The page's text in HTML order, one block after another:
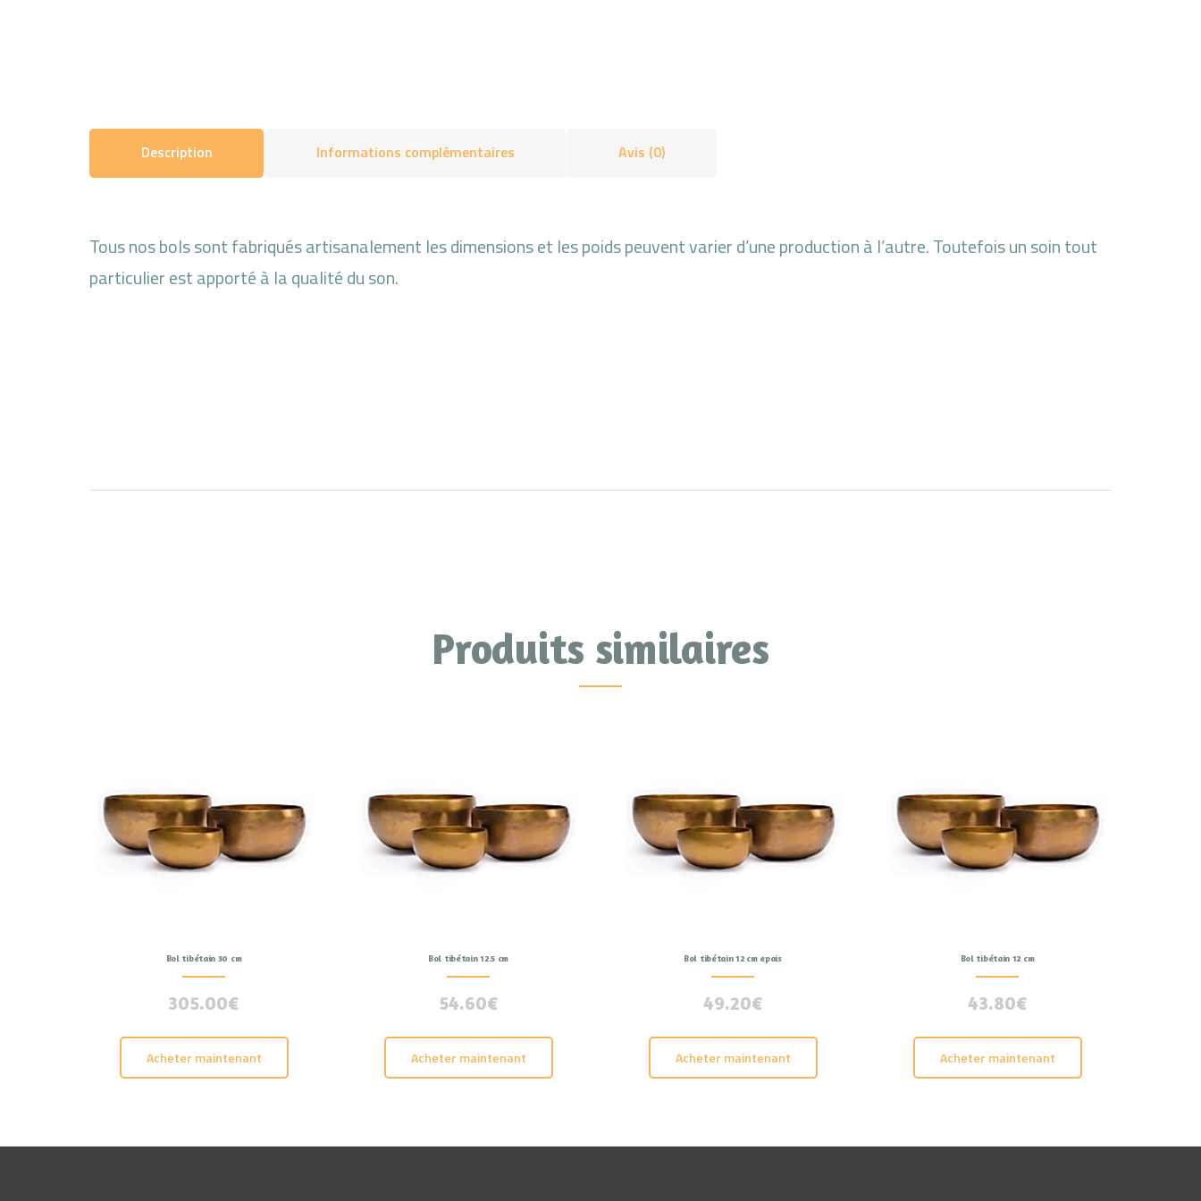
Description Informations complémentaires Avis (0)
Tous nos bols sont fabriqués artisanalement les dimensions et les poids peuvent varier d’une production à l’autre. Toutefois un soin tout
particulier est apporté à la qualité du son.
Produits similaires
Bol tibétain 30 cm
305.00€
Acheter maintenant
Bol tibétain 12.5 cm
54.60€
Acheter maintenant
Bol tibétain 12 cm epais
49.20€
Acheter maintenant
Bol tibétain 12 cm
43.80€
Acheter maintenant